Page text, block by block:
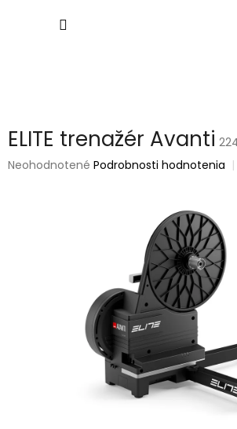
ELITE trenažér Avanti
Priemerné
Neohodnotené Podrobnosti hodnotenia